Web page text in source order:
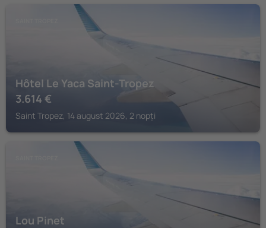
Hôtel Le Yaca Saint-Tropez
3.614 €
Saint Tropez, 14 august 2026, 2 nopți
Lou Pinet